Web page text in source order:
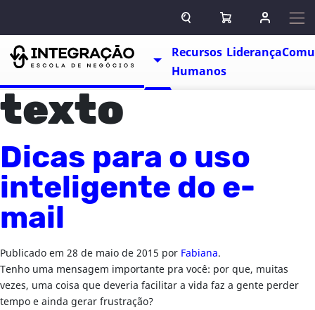
ABRIR CAMPO DE BUSCA
ABRIR CARRINHO
ENTRAR
Escolas
TOGGLE DROPDOWN
Recursos
Humanos
Liderança
texto
Dicas para o uso
inteligente do e-
mail
Publicado em 28 de maio de 2015 por Fabiana.
Tenho uma mensagem importante pra você: por que, muitas
vezes, uma coisa que deveria facilitar a vida faz a gente perder
tempo e ainda gerar frustração?